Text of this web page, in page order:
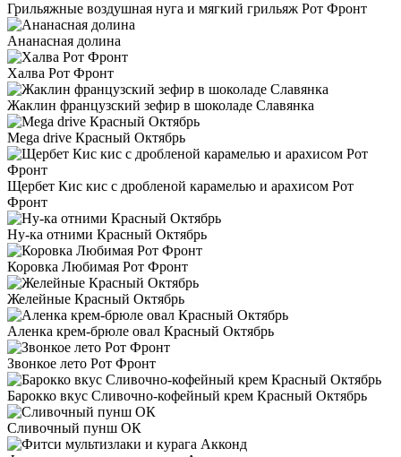
Грильяжные воздушная нуга и мягкий грильяж Рот Фронт
Ананасная долина
Халва Рот Фронт
Жаклин французский зефир в шоколаде Славянка
Mega drive Красный Октябрь
Щербет Кис кис с дробленой карамелью и арахисом Рот
Фронт
Ну-ка отними Красный Октябрь
Коровка Любимая Рот Фронт
Желейные Красный Октябрь
Аленка крем-брюле овал Красный Октябрь
Звонкое лето Рот Фронт
Барокко вкус Сливочно-кофейный крем Красный Октябрь
Сливочный пунш ОК